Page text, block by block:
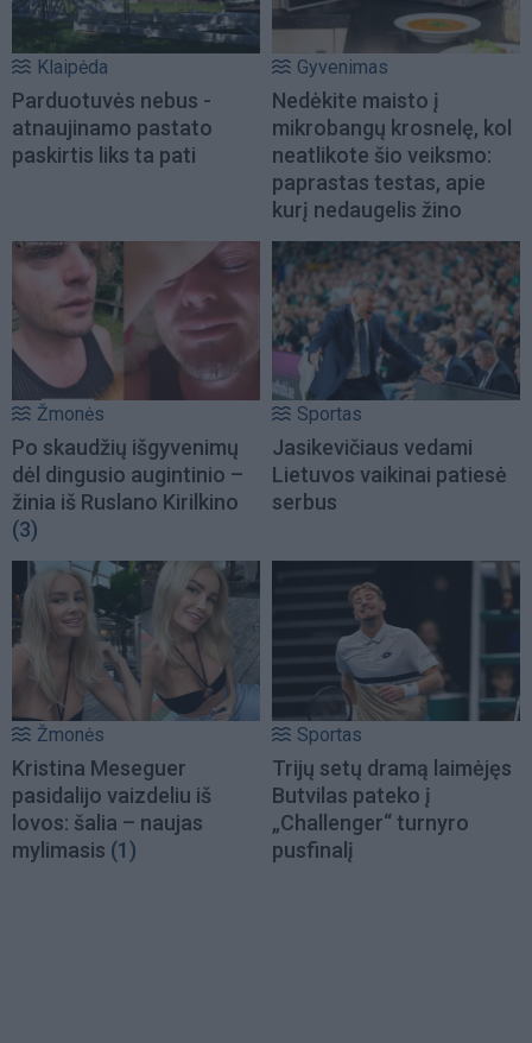
Klaipėda
Parduotuvės nebus -
atnaujinamo pastato
paskirtis liks ta pati
Gyvenimas
Nedėkite maisto į
mikrobangų krosnelę, kol
neatlikote šio veiksmo:
paprastas testas, apie
kurį nedaugelis žino
Žmonės
Po skaudžių išgyvenimų
dėl dingusio augintinio –
žinia iš Ruslano Kirilkino
(3)
Sportas
Jasikevičiaus vedami
Lietuvos vaikinai patiesė
serbus
Žmonės
Kristina Meseguer
pasidalijo vaizdeliu iš
lovos: šalia – naujas
mylimasis (1)
Sportas
Trijų setų dramą laimėjęs
Butvilas pateko į
„Challenger“ turnyro
pusfinalį